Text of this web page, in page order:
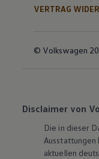
VERTRAG
© Volkswagen
Disclaimer von
Die in dieser
Ausstattungen
aktuellen